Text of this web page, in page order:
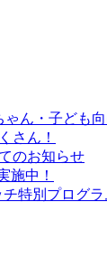
ゃん・子ども
さん！
のお知らせ
施中！
チ特別プログラ